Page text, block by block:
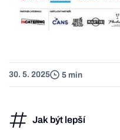
30. 5. 2025 5 min
Jak být lepší